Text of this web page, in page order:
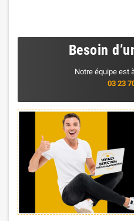
Besoin
Notre équipe est
03 23